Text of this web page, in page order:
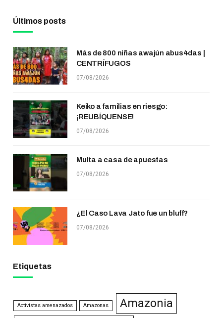
Últimos posts
Más de 800 niñas awajún abus4das |
CENTRÍFUGOS
07/08/2026
Keiko a familias en riesgo:
¡REUBÍQUENSE!
07/08/2026
Multa a casa de apuestas
07/08/2026
¿El Caso Lava Jato fue un bluff?
07/08/2026
Etiquetas
Activistas amenazados Amazonas Amazonia